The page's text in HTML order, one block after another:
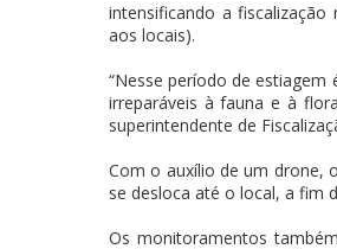
intensificando a
aos locais).
“Nesse período de
irreparáveis à fauna e à
superintendente de
Com o auxílio de um drone,
se desloca até o local, a fim
Os monitoramentos